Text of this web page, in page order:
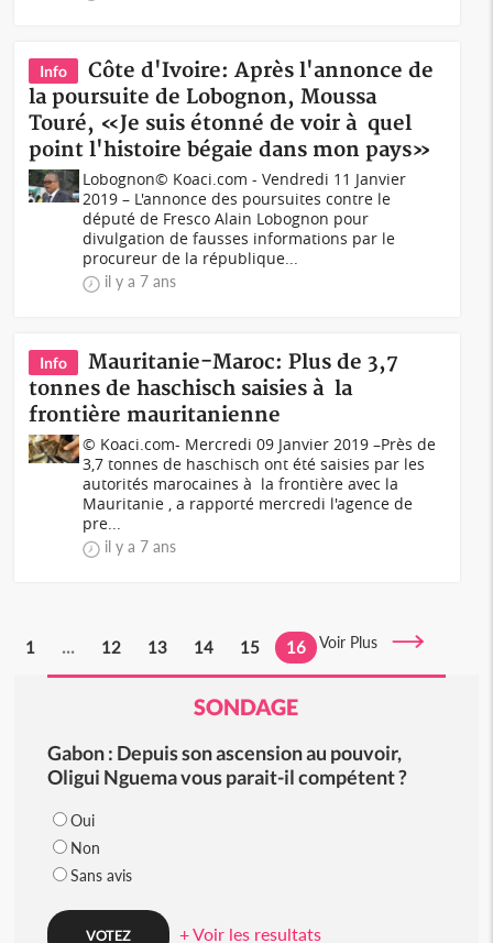
Info
Côte d'Ivoire: Après l'annonce de
la poursuite de Lobognon, Moussa
Touré, «Je suis étonné de voir à quel
point l'histoire bégaie dans mon pays»
Lobognon© Koaci.com - Vendredi 11 Janvier
2019 – L'annonce des poursuites contre le
député de Fresco Alain Lobognon pour
divulgation de fausses informations par le
procureur de la république...
il y a 7 ans
Info
Mauritanie-Maroc: Plus de 3,7
tonnes de haschisch saisies à la
frontière mauritanienne
© Koaci.com- Mercredi 09 Janvier 2019 –Près de
3,7 tonnes de haschisch ont été saisies par les
autorités marocaines à la frontière avec la
Mauritanie , a rapporté mercredi l'agence de
pre...
il y a 7 ans
1 ... 12 13 14 15 16 Voir Plus
SONDAGE
Gabon : Depuis son ascension au pouvoir,
Oligui Nguema vous parait-il compétent ?
Oui
Non
Sans avis
+ Voir les resultats